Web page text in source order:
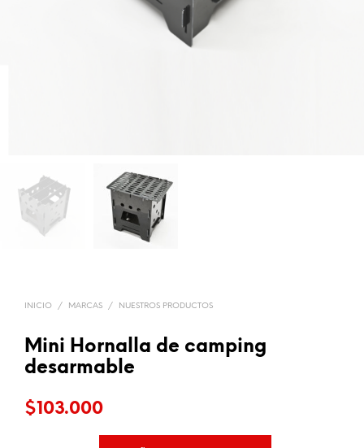
INICIO / MARCAS / NUESTROS PRODUCTOS
Mini Hornalla de camping
desarmable
$103.000